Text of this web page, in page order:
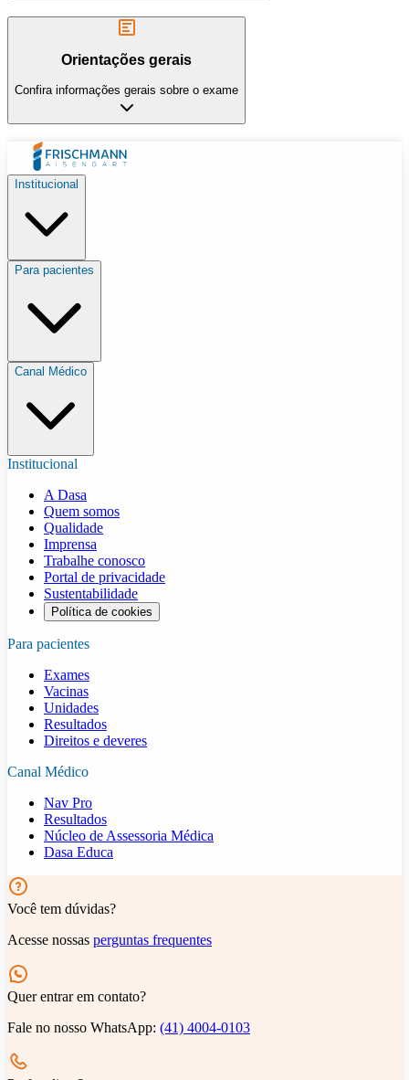
Orientações gerais
Confira informações gerais sobre o exame
Institucional
Para pacientes
Canal Médico
Institucional
A Dasa
Quem somos
Qualidade
Imprensa
Trabalhe conosco
Portal de privacidade
Sustentabilidade
Política de cookies
Para pacientes
Exames
Vacinas
Unidades
Resultados
Direitos e deveres
Canal Médico
Nav Pro
Resultados
Núcleo de Assessoria Médica
Dasa Educa
Você tem dúvidas?
Acesse nossas perguntas frequentes
Quer entrar em contato?
Fale no nosso WhatsApp: (41) 4004-0103